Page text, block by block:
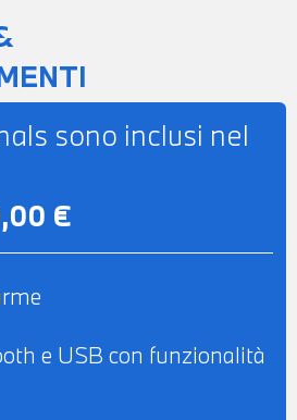
sono inclusi nel
€
e USB con funzionalità